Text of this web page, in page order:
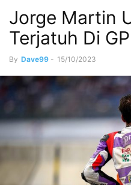
Jorge Martin
Terjatuh Di
By Dave99 - 15/10/2023